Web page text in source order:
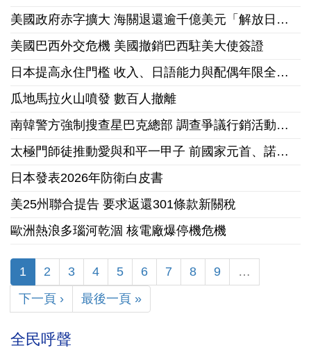
美國政府赤字擴大 海關退還逾千億美元「解放日」關稅
美國巴西外交危機 美國撤銷巴西駐美大使簽證
日本提高永住門檻 收入、日語能力與配偶年限全面收緊
瓜地馬拉火山噴發 數百人撤離
南韓警方強制搜查星巴克總部 調查爭議行銷活動「坦克日」
太極門師徒推動愛與和平一甲子 前國家元首、諾貝爾和平獎獲獎組織領袖來台祝賀
日本發表2026年防衛白皮書
美25州聯合提告 要求返還301條款新關稅
歐洲熱浪多瑙河乾涸 核電廠爆停機危機
1 2 3 4 5 6 7 8 9
…
下一頁 ›
最後一頁 »
全民呼聲